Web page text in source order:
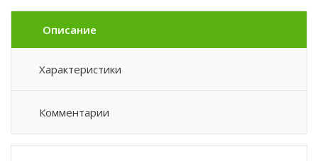
Описание
Характеристики
Комментарии